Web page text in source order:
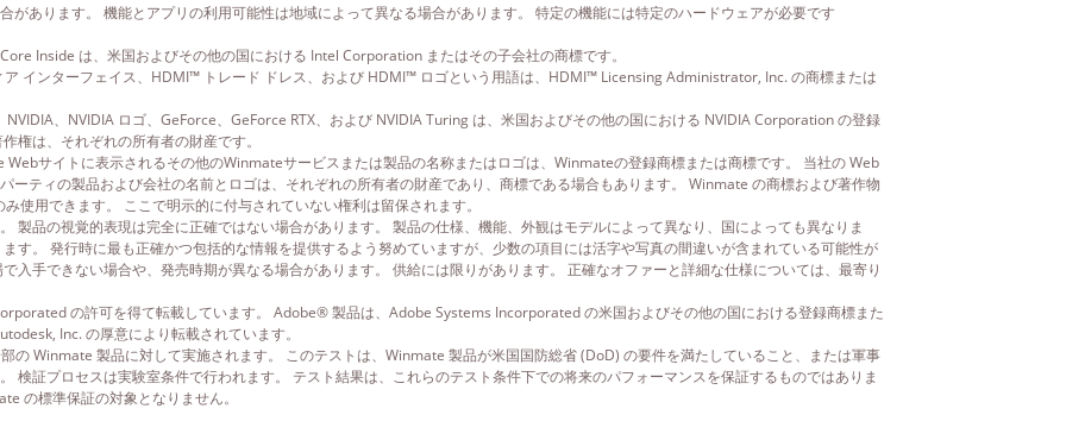
があります。 機能とアプリの利用可能性は地域によって異なる場合があります。 特定の機能には特定のハードウェアが必要です
Inside は、米国およびその他の国における Intel Corporation またはその子会社の商標です。
インターフェイス、HDMI™ トレード ドレス、および HDMI™ ロゴという用語は、HDMI™ Licensing Administrator, Inc. の商標または
、NVIDIA ロゴ、GeForce、GeForce RTX、および NVIDIA Turing は、米国およびその他の国における NVIDIA Corporation の登録
権は、それぞれの所有者の財産です。
サイトに表示されるその他のWinmateサービスまたは製品の名称またはロゴは、Winmateの登録商標または商標です。 当社の Web
ーティの製品および会社の名前とロゴは、それぞれの所有者の財産であり、商標である場合もあります。 Winmate の商標および著作物
使用できます。 ここで明示的に付与されていない権利は留保されます。
製品の視覚的表現は完全に正確ではない場合があります。 製品の仕様、機能、外観はモデルによって異なり、国によっても異なりま
す。 発行時に最も正確かつ包括的な情報を提供するよう努めていますが、少数の項目には活字や写真の間違いが含まれている可能性が
入手できない場合や、発売時期が異なる場合があります。 供給には限りがあります。 正確なオファーと詳細な仕様については、最寄り
の許可を得て転載しています。 Adobe® 製品は、Adobe Systems Incorporated の米国およびその他の国における登録商標また
Inc. の厚意により転載されています。
の Winmate 製品に対して実施されます。 このテストは、Winmate 製品が米国国防総省 (DoD) の要件を満たしていること、または軍事
検証プロセスは実験室条件で行われます。 テスト結果は、これらのテスト条件下での将来のパフォーマンスを保証するものではありま
の標準保証の対象となりません。